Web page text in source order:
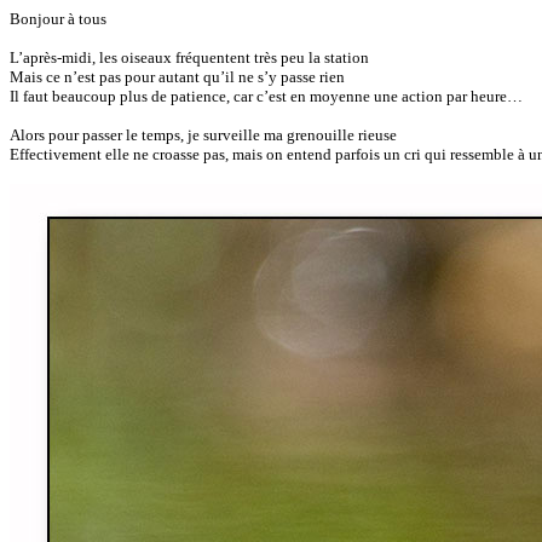
Bonjour à tous
L’après-midi, les oiseaux fréquentent très peu la station
Mais ce n’est pas pour autant qu’il ne s’y passe rien
Il faut beaucoup plus de patience, car c’est en moyenne une action par heure…
Alors pour passer le temps, je surveille ma grenouille rieuse
Effectivement elle ne croasse pas, mais on entend parfois un cri qui ressemble à